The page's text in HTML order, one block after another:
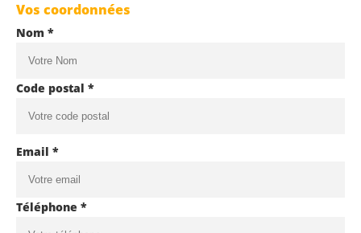
Vos coordonnées
Nom *
Code postal *
Email *
Téléphone *